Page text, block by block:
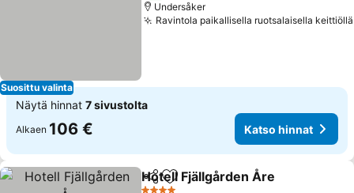
Suosittu valinta
Undersåker
Ravintola paikallisella ruotsalaisella keittiöllä
Näytä hinnat 7 sivustolta
Alkaen 106 € Katso hinnat
Jaa Lisää suosikkeihin
Hotell Fjällgården Åre